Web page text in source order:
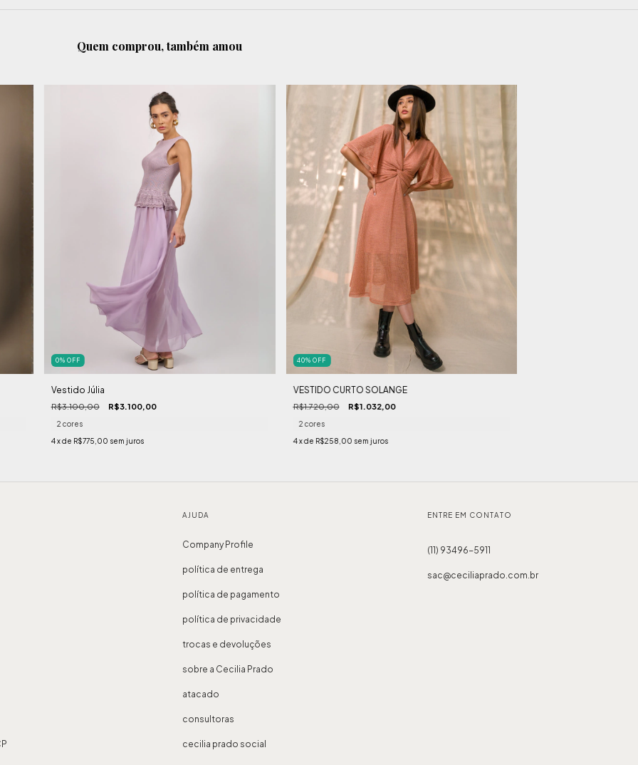
Quem comprou, também amou
0% OFF
Vestido Júlia
R$3.100,00 R$3.100,00
2 cores
4x de R$775,00 sem juros
40%OFF
VESTIDO CURTO SOLANGE
R$1.720,00 R$1.032,00
2 cores
4 x de R$258,00 sem juros
AJUDA
Company Profile
política de entrega
política de pagamento
política de privacidade
trocas e devoluções
sobre a Cecilia Prado
atacado
consultoras
cecilia prado social
ENTRE EM CONTATO
(11) 93496-5911
sac@ceciliaprado.com.br